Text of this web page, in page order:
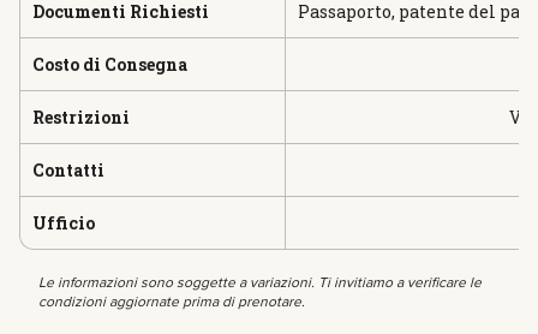
Documenti Richiesti Passaporto, patente del
Costo di Consegna
Restrizioni
Contatti
Ufficio
Le informazioni sono soggette a variazioni. Ti invitiamo a verificare le
condizioni aggiornate prima di prenotare.